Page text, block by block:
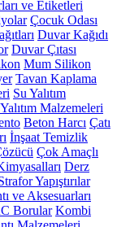
ve Etiketleri
Çocuk Odası
Duvar Kağıdı
Duvar Çıtası
Mum Silikon
Tavan Kaplama
Su Yalıtım
Malzemeleri
Beton Harcı Çatı
İnşaat Temizlik
Çok Amaçlı
Derz
Yapıştırılar
ve Aksesuarları
Borular Kombi